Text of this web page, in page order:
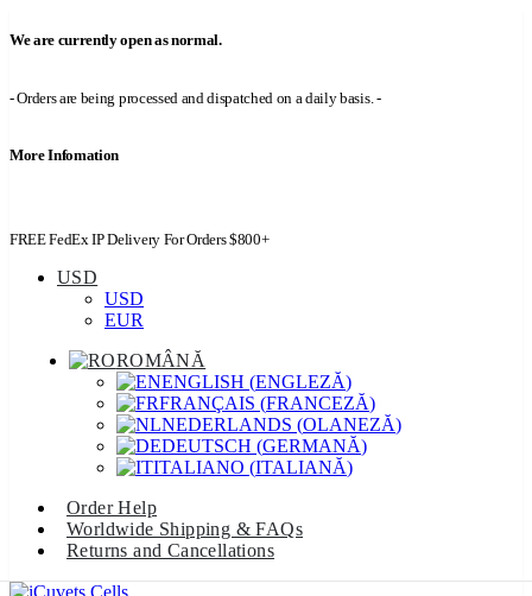
We are currently open as normal.
- Orders are being processed and dispatched on a daily basis. -
More Infomation
FREE FedEx IP Delivery For Orders $800+
USD
USD
EUR
ROMÂNĂ
ENGLISH (ENGLEZĂ)
FRANÇAIS (FRANCEZĂ)
NEDERLANDS (OLANEZĂ)
DEUTSCH (GERMANĂ)
ITALIANO (ITALIANĂ)
Order Help
Worldwide Shipping & FAQs
Returns and Cancellations